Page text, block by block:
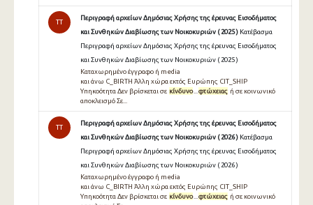
TT
Περιγραφή αρχείων Δημόσιας Χρήσης της έρευνας Εισοδήματος
και Συνθηκών Διαβίωσης των Νοικοκυριών ( 2025 ) Κατέβασμα
Περιγραφή αρχείων Δημόσιας Χρήσης της έρευνας Εισοδήματος
και Συνθηκών Διαβίωσης των Νοικοκυριών ( 2025 )
Καταχωρημένο έγγραφο ή media
και άνω C_BIRTH Άλλη χώρα εκτός Ευρώπης CIT_SHIP
Υπηκοότητα Δεν βρίσκεται σε κίνδυνο... φτώχειας ή σε κοινωνικό
αποκλεισμό Σε...
TT
Περιγραφή αρχείων Δημόσιας Χρήσης της έρευνας Εισοδήματος
και Συνθηκών Διαβίωσης των Νοικοκυριών ( 2026 ) Κατέβασμα
Περιγραφή αρχείων Δημόσιας Χρήσης της έρευνας Εισοδήματος
και Συνθηκών Διαβίωσης των Νοικοκυριών ( 2026 )
Καταχωρημένο έγγραφο ή media
και άνω C_BIRTH Άλλη χώρα εκτός Ευρώπης CIT_SHIP
Υπηκοότητα Δεν βρίσκεται σε κίνδυνο...φτώχειας ή σε κοινωνικό